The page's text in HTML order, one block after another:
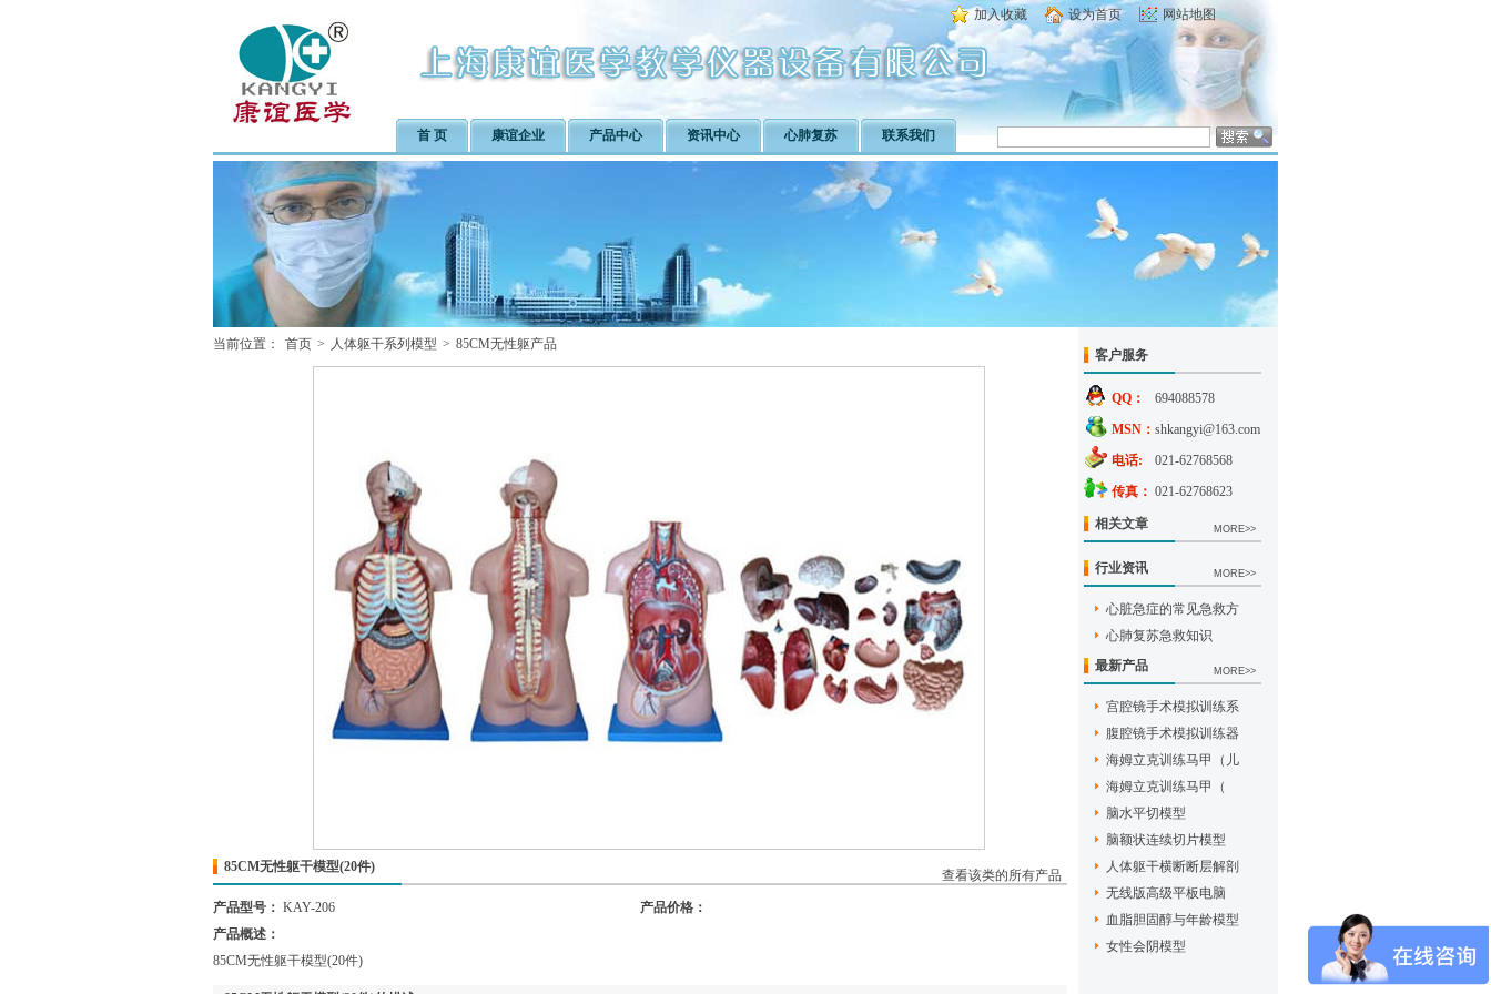
加入收藏 设为首页 网站地图
首 页 康谊企业 产品中心 资讯中心 心肺复苏 联系我们
当前位置： 首页 > 人体躯干系列模型 > 85CM无性躯产品
85CM无性躯干模型(20件)
查看该类的所有产品
产品型号： KAY-206
产品价格：
产品概述：
85CM无性躯干模型(20件)
客户服务
QQ：
694088578
MSN： shkangyi@163.com
电话:
021-62768568
传真： 021-62768623
相关文章 MORE>>
行业资讯 MORE>>
心脏急症的常见急救方
心肺复苏急救知识
最新产品
MORE>>
宫腔镜手术模拟训练系
腹腔镜手术模拟训练器
海姆立克训练马甲（儿
海姆立克训练马甲（
脑水平切模型
脑额状连续切片模型
人体躯干横断断层解剖
无线版高级平板电脑
血脂胆固醇与年龄模型
女性会阴模型